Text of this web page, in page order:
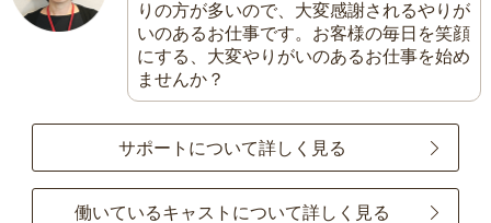
りの方が多いので、大変感謝されるやりが
いのあるお仕事です。お客様の毎日を笑顔
にする、大変やりがいのあるお仕事を始め
ませんか？
サポートについて詳しく見る
働いているキャストについて詳しく見る